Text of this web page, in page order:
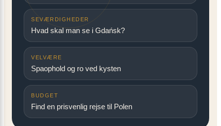
SEVÆRDIGHEDER
Hvad skal man se i Gdańsk?
VELVÆRE
Spaophold og ro ved kysten
BUDGET
Find en prisvenlig rejse til Polen